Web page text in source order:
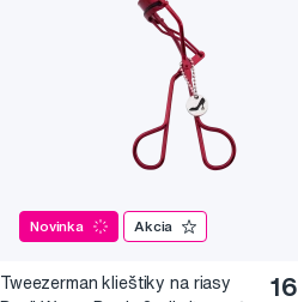
Novinka Akcia
Tweezerman klieštiky na riasy